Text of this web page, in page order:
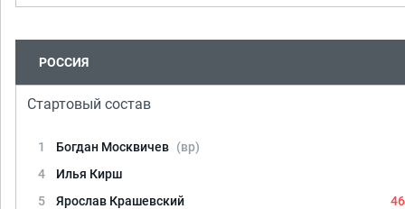
РОССИЯ
Стартовый состав
1 Богдан Москвичев (вр)
4
Илья Кирш
5
Ярослав Крашевский